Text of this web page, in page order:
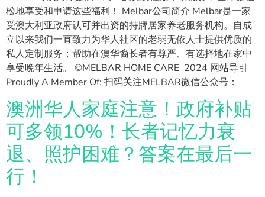
松地享受和申请这些福利！ Melbar公司简介 Melbar是一家
受澳大利亚政府认可并出资的持牌居家养老服务机构。自成
立以来我们一直致力为华人社区的老弱无依人士提供优质的
私人定制服务；帮助在澳华裔长者有尊严、有选择地在家中
享受晚年生活。 ©MELBAR HOME CARE 2024 网站导引
Proudly A Member Of: 扫码关注MELBAR微信公众号：
澳洲华人家庭注意！政府补贴
可多领10%！长者记忆力衰
退、照护困难？答案在最后一
行！